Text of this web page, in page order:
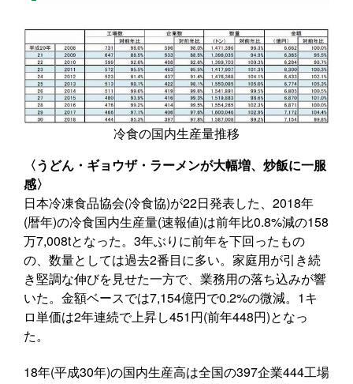
冷食の国内生産量推移
〈うどん・ギョウザ・ラーメンが大幅増、炒飯に一服
感〉
日本冷凍食品協会(冷食協)が22日発表した、2018年
(暦年)の冷食国内生産量(速報値)は前年比0.8%減の158
万7,008tとなった。3年ぶりに前年を下回ったもの
の、数量としては過去2番目に多い。家庭用が引き続
き堅調な伸びを見せた一方で、業務用の落ち込みが響
いた。金額ベースでは7,154億円で0.2%の微減。1キ
ロ単価は2年連続で上昇し451円(前年448円)となっ
た。
18年(平成30年)の国内生産高は全国の397企業444工場